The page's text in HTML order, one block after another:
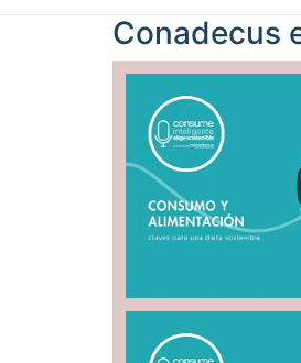
Conadecus